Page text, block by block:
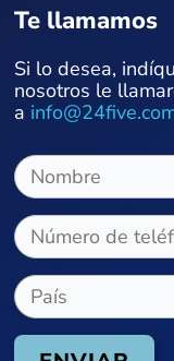
Te llamamos
Si lo desea,
nosotros le
a